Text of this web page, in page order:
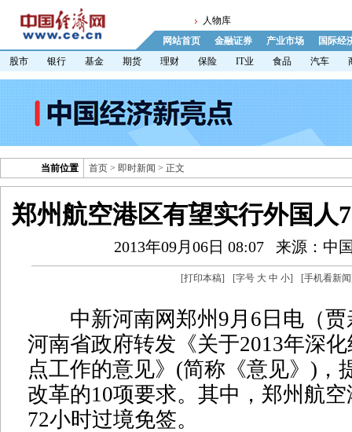
人物库
网站首页
金融证券 产业市场
国际经
股市
银行 基金 期货 理财 保险 IT业 食品 汽车
当前位置 首页 > 即时新闻 > 正文
郑州航空港区有望实行外国人
2013年09月06日 08:07 来源：中
[打印本稿] [字号 大 中 小] [手机看新闻
中新河南网郑州9月6日电（贾
河南省政府转发《关于2013年深
点工作的意见》(简称《意见》)，
改革的10项要求。其中，郑州航
72小时过境免签。